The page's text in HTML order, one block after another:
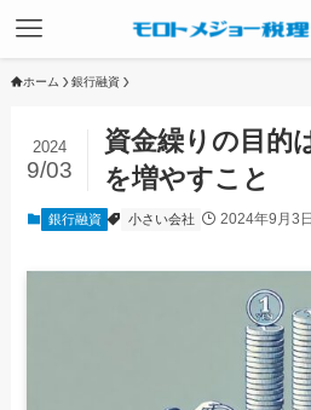
ホーム 銀行融資
資金繰りの目的
を増やすこと
2024
9/03
銀行融資 小さい会社 2024年9月3日